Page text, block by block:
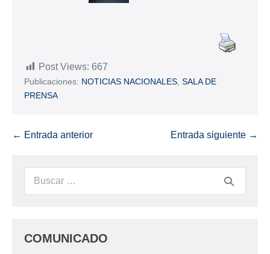
Post Views: 667
Publicaciones: NOTICIAS NACIONALES SALA DE
PRENSA
← Entrada anterior Entrada siguiente →
COMUNICADO